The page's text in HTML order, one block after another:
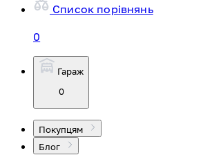
Список порівнянь
0
Гараж
0
Покупцям
Блог